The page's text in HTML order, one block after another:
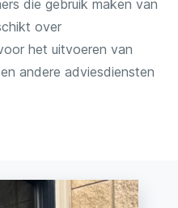
die gebruik maken van
over
het uitvoeren van
andere adviesdiensten